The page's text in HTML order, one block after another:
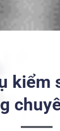
kiểm